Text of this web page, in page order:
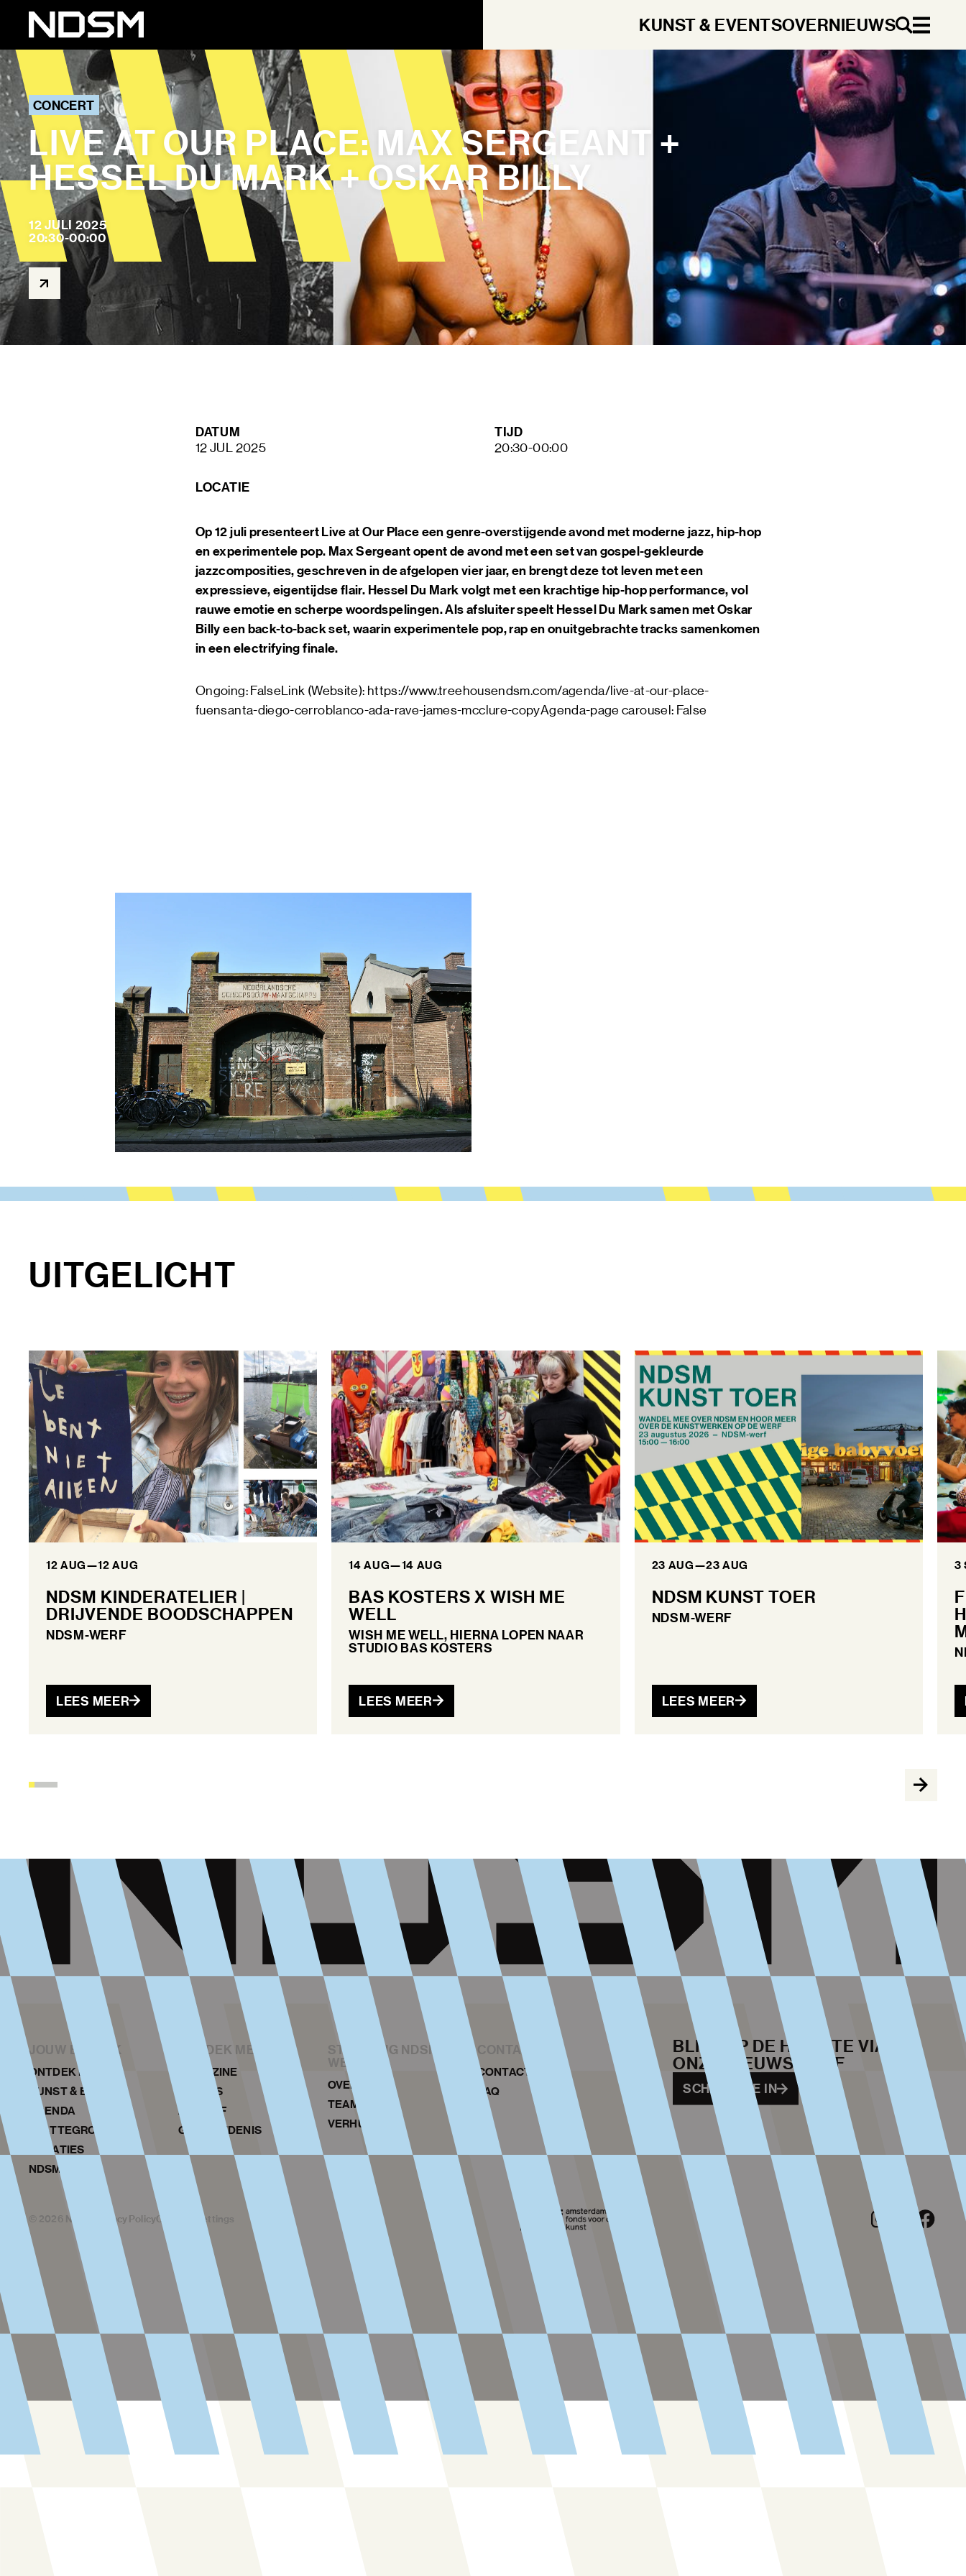
KUNST & EVENTSOVERNIEUWS
NL
AGENDA
KUNST & EVENTS
LOCATIES
FAQ
CONTACT
CONCERT
LIVE AT OUR PLACE: MAX SERGEANT +
HESSEL DU MARK + OSKAR BILLY
12 JULI 2025
20:30-00:00
DATUM
12 JUL 2025
TIJD
20:30-00:00
LOCATIE
Op 12 juli presenteert Live at Our Place een genre-overstijgende avond met moderne jazz, hip-hop
en experimentele pop. Max Sergeant opent de avond met een set van gospel-gekleurde
jazzcomposities, geschreven in de afgelopen vier jaar, en brengt deze tot leven met een
expressieve, eigentijdse flair. Hessel Du Mark volgt met een krachtige hip-hop performance, vol
rauwe emotie en scherpe woordspelingen. Als afsluiter speelt Hessel Du Mark samen met Oskar
Billy een back-to-back set, waarin experimentele pop, rap en onuitgebrachte tracks samenkomen
in een electrifying finale.
Ongoing: FalseLink (Website): https://www.treehousendsm.com/agenda/live-at-our-place-
fuensanta-diego-cerroblanco-ada-rave-james-mcclure-copyAgenda-page carousel: False
UITGELICHT
12 AUG—12 AUG
NDSM KINDERATELIER |
DRIJVENDE BOODSCHAPPEN
NDSM-WERF
LEES MEER
14 AUG—14 AUG
BAS KOSTERS X WISH ME
WELL
WISH ME WELL, HIERNA LOPEN NAAR
STUDIO BAS KOSTERS
LEES MEER
23 AUG—23 AUG
NDSM KUNST TOER
NDSM-WERF
LEES MEER
3
JOUW BEZOEK
ONTDEK NDSM
KUNST & EVENTS
AGENDA
PLATTEGROND
LOCATIES
NDSM TOERS
ONTDEK MEER
MAGAZINE
NIEUWS
ARCHIEF
GESCHIEDENIS
STICHTING NDSM-
WERF
OVER ONS
TEAM
VERHUUR
CONTACT
CONTACT
FAQ
NDSM Privacy PolicyCookies Settings
BLIJF OP DE HOOGTE VIA
ONZE NIEUWSBRIEF
SCHRIJF ME IN